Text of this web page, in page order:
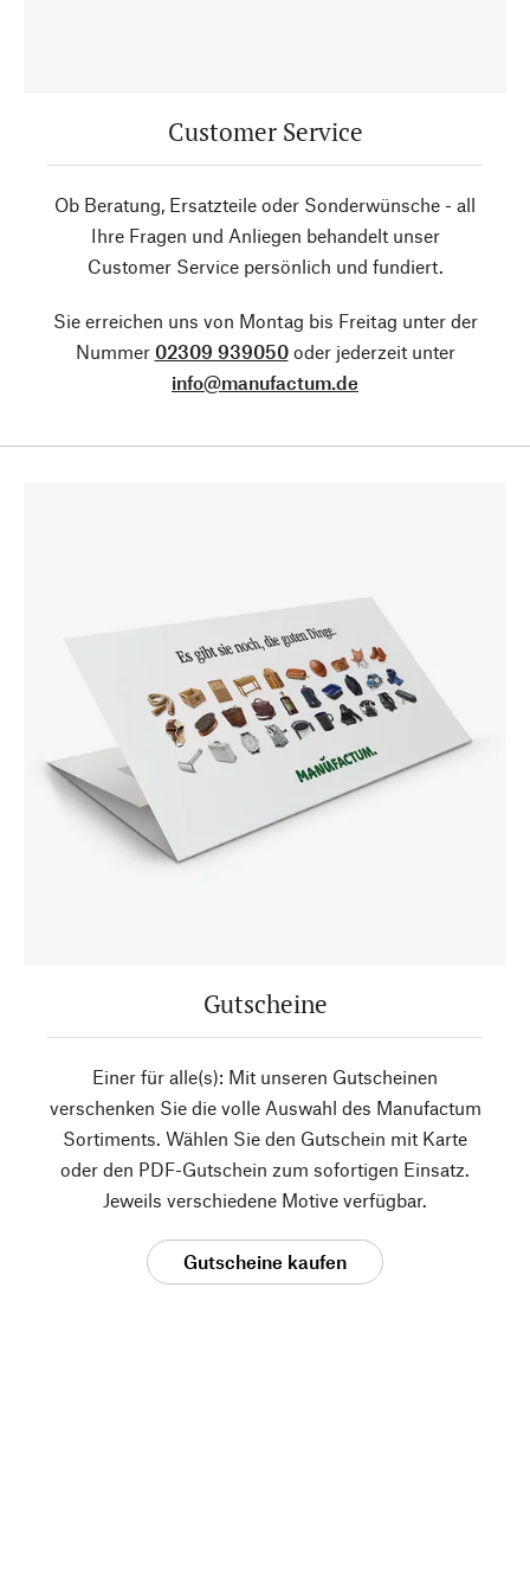
Customer Service
Ob Beratung, Ersatzteile oder Sonderwünsche - all
Ihre Fragen und Anliegen behandelt unser
Customer Service persönlich und fundiert.
Sie erreichen uns von Montag bis Freitag unter der
Nummer 02309 939050oder jederzeit unter
info@manufactum.de
Gutscheine
Einer für alle(s): Mit unseren Gutscheinen
verschenken Sie die volle Auswahl des Manufactum
Sortiments. Wählen Sie den Gutschein mit Karte
oder den PDF-Gutschein zum sofortigen Einsatz.
Jeweils verschiedene Motive verfügbar.
Gutscheine kaufen